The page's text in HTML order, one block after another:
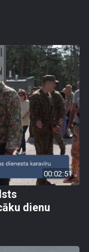
00:02:51
dienu